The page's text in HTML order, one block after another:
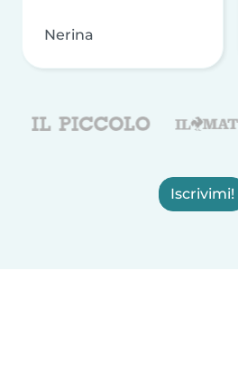
Nerina
Iscrivimi!